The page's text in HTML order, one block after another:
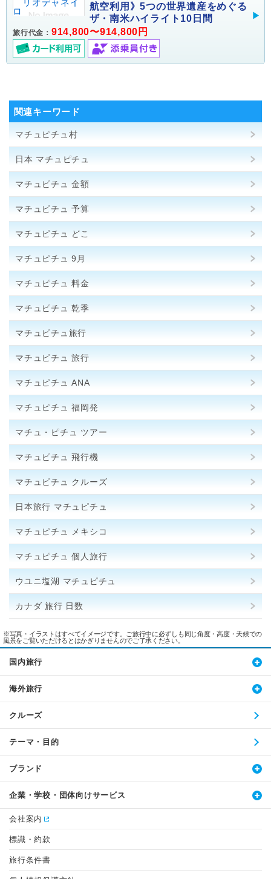
航空利用》5つの世界遺産をめぐる
ザ・南米ハイライト10日間
旅行代金： 914,800〜914,800円
関連キーワード
マチュピチュ村
日本 マチュピチュ
マチュピチュ 金額
マチュピチュ 予算
マチュピチュ どこ
マチュピチュ 9月
マチュピチュ 料金
マチュピチュ 乾季
マチュピチュ旅行
マチュピチュ 旅行
マチュピチュ ANA
マチュピチュ 福岡発
マチュ・ピチュ ツアー
マチュピチュ 飛行機
マチュピチュ クルーズ
日本旅行 マチュピチュ
マチュピチュ メキシコ
マチュピチュ 個人旅行
ウユニ塩湖 マチュピチュ
カナダ 旅行 日数
※写真・イラストはすべてイメージです。ご旅行中に必ずしも同じ角度・高度・天候での
風景をご覧いただけるとはかぎりませんのでご了承ください。
国内旅行
海外旅行
クルーズ
テーマ・目的
ブランド
企業・学校・団体向けサービス
会社案内
標識・約款
旅行条件書